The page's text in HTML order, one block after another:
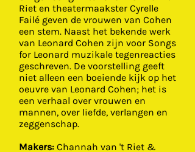
Riet en theatermaakster Cyrelle
Failé geven de vrouwen van Cohen
een stem. Naast het bekende werk
van Leonard Cohen zijn voor Songs
for Leonard muzikale tegenreacties
geschreven. De voorstelling geeft
niet alleen een boeiende kijk op het
oeuvre van Leonard Cohen; het is
een verhaal over vrouwen en
mannen, over liefde, verlangen en
zeggenschap.
Makers: Channah van 't Riet &